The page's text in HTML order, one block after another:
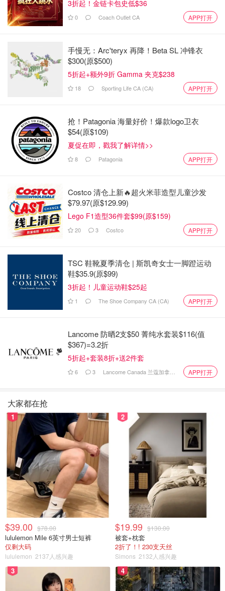
#海外生活[话题]# #减肥减脂吃这些[话题]# #生姜[话题]#
#ginger[话题]# #笔记灵感[话题]# #重口味食物[话题]# #重口
味[话题]#
3折起！金链卡包史低$36
0 Coach Outlet CA APP打开
手慢无：Arc'teryx 再降！Beta SL 冲锋衣
$300(原$500)
5折起+额外9折 Gamma 夹克$238
18 Sporting Life CA (CA) APP打开
抢！Patagonia 海量好价！爆款logo卫衣
$54(原$109)
夏促在即，戳我了解详情>>
8 Patagonia APP打开
Costco 清仓上新🔥超火米菲造型儿童沙发
$79.97(原$129.99)
Lego F1造型36件套$99(原$159)
20 3 Costco APP打开
TSC 鞋靴夏季清仓 | 斯凯奇女士一脚蹬运动
鞋$35.9(原$99)
3折起！儿童运动鞋$25起
1 The Shoe Company CA (CA) APP打开
Lancome 防晒2支$50 菁纯水套装$116(值
$367)=3.2折
5折起+套装8折+送2件套
6 3 Lancome Canada 兰蔻加拿大官网 APP打开
大家都在抢
1
$39.00 $78.00
lululemon Mile 6英寸男士短裤
仅剩大码
lululemon 2137人感兴趣
2
$19.99 $130.00
被套+枕套
2折了！! 230支天丝
Simons 2132人感兴趣
3 4